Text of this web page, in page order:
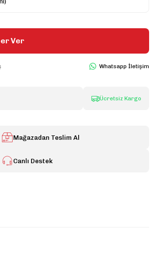
Ver
Whatsapp İletişim
Ücretsiz Kargo
Mağazadan Teslim Al
Canlı Destek